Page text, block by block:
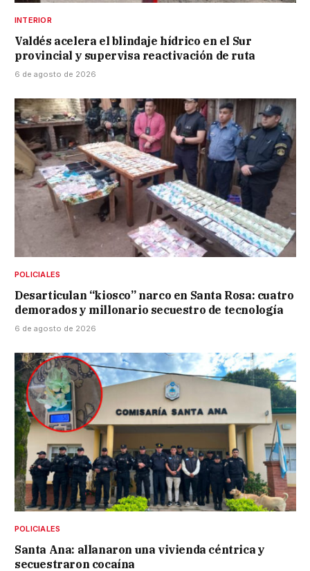
INTERIOR
Valdés acelera el blindaje hídrico en el Sur
provincial y supervisa reactivación de ruta
6 de agosto de 2026
POLICIALES
Desarticulan “kiosco” narco en Santa Rosa: cuatro
demorados y millonario secuestro de tecnología
6 de agosto de 2026
POLICIALES
Santa Ana: allanaron una vivienda céntrica y
secuestraron cocaína